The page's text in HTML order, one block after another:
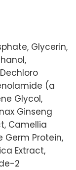
Glycerin,
(a
Glycol,
Ginseng
Camellia
Germ Protein,
Extract,
2